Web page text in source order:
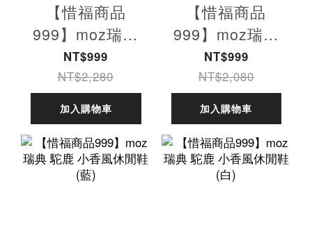
【惜福商品
999】moz瑞典
駝鹿 白小胖 防
潑水 舒適皮質增
高厚底鞋(北卡
藍)
NT$999
NT$2,280
加入購物車
【惜福商品
999】moz瑞典
駝鹿 小香風休閒
鞋 (綠)
NT$999
NT$2,080
加入購物車